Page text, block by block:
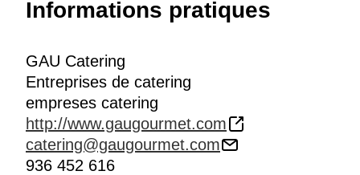
Informations pratiques
GAU Catering
Entreprises de catering
empreses catering
http://www.gaugourmet.com
catering@gaugourmet.com
936 452 616